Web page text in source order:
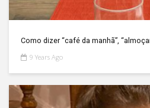
Como dizer “café da manhã”,
9 Years Ago